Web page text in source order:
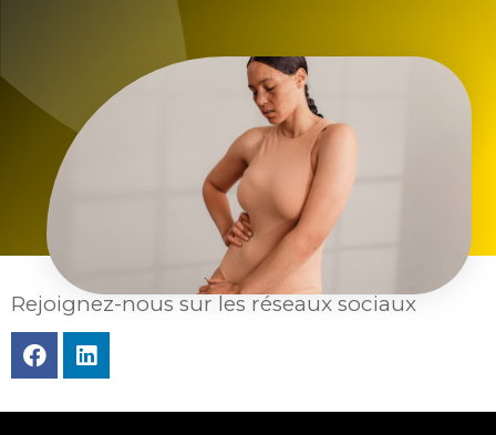
Rejoignez-nous sur les réseaux sociaux